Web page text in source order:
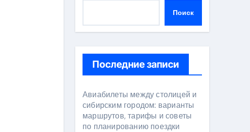
Поиск
Последние записи
Авиабилеты между столицей и
сибирским городом: варианты
маршрутов, тарифы и советы
по планированию поездки